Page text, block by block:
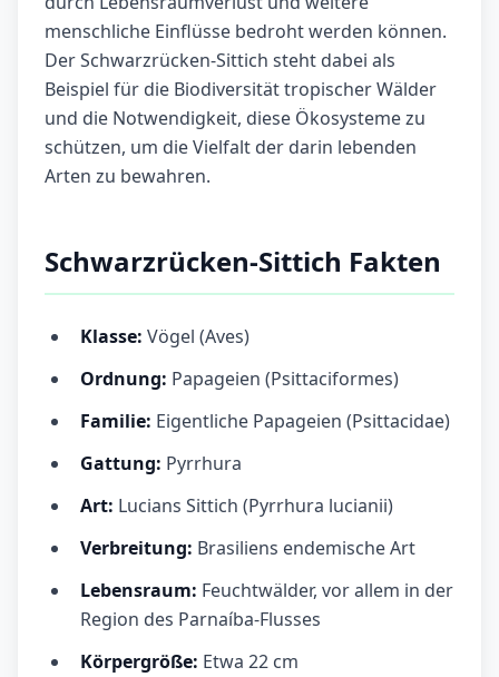
menschliche Einflüsse bedroht werden können.
Der Schwarzrücken-Sittich steht dabei als
Beispiel für die Biodiversität tropischer Wälder
und die Notwendigkeit, diese Ökosysteme zu
schützen, um die Vielfalt der darin lebenden
Arten zu bewahren.
Schwarzrücken-Sittich Fakten
Klasse: Vögel (Aves)
Ordnung: Papageien (Psittaciformes)
Familie: Eigentliche Papageien (Psittacidae)
Gattung: Pyrrhura
Art: Lucians Sittich (Pyrrhura lucianii)
Verbreitung: Brasiliens endemische Art
Lebensraum: Feuchtwälder, vor allem in der
Region des Parnaíba-Flusses
Körpergröße: Etwa 22 cm